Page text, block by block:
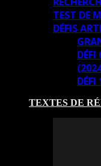
TEST DE
DÉFIS
DÉFI
DÉFI
TEXTES DE